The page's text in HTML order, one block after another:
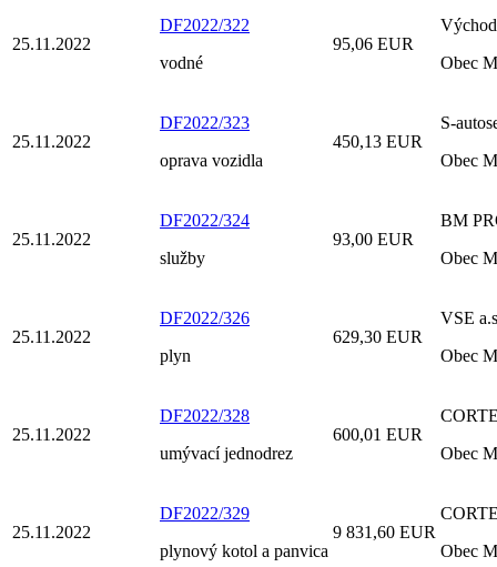
25.11.2022
DF2022/322
vodné
95,06 EUR
Obec
25.11.2022
DF2022/323
oprava vozidla
450,13 EUR
S-
Obec
25.11.2022
DF2022/324
služby
93,00 EUR
BM
Obec
25.11.2022
DF2022/326
plyn
629,30 EUR
VSE
Obec
25.11.2022
DF2022/328
umývací jednodrez
600,01 EUR
Obec
25.11.2022
DF2022/329
plynový kotol a panvica
9 831,60 EUR
Obec